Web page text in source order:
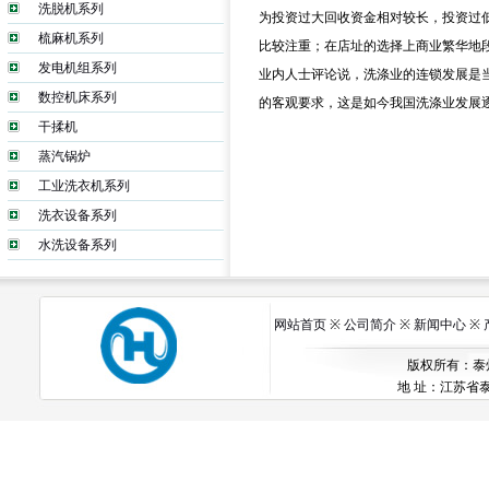
洗脱机系列
梳麻机系列
发电机组系列
数控机床系列
干揉机
蒸汽锅炉
工业洗衣机系列
洗衣设备系列
水洗设备系列
为投资过大回收资金相对较长，投资过
比较注重；在店址的选择上商业繁华
业内人士评论说，洗涤业的连锁发展是
的客观要求，这是如今我国洗涤业发展
网站首页 ※ 公司简介 ※ 新闻中心 ※
版权所有：泰
地 址：江苏省